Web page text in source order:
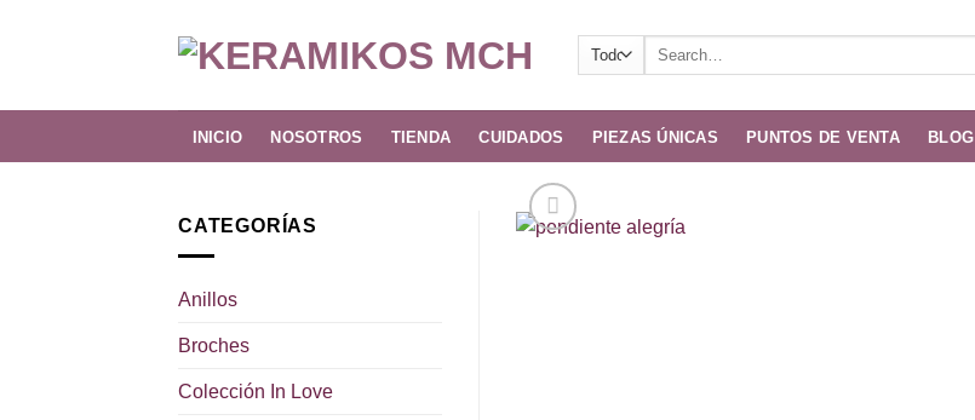
Search
INICIO NOSOTROS TIENDA CUIDADOS PIEZAS ÚNICAS PUNTOS DE VENTA BLOG
CATEGORÍAS
Anillos
Broches
Colección In Love